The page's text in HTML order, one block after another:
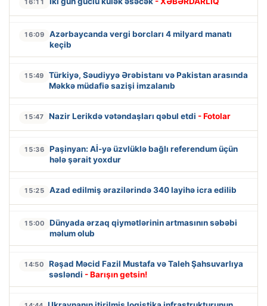
16:11
16:09
Azərbaycanda vergi borcları 4 milyard manatı
keçib
15:49
Türkiyə, Səudiyyə Ərəbistanı və Pakistan arasında
Məkkə müdafiə sazişi imzalanıb
15:47 Nazir Lerikdə vətəndaşları qəbul etdi - Fotolar
15:36
Paşinyan: Aİ-yə üzvlüklə bağlı referendum üçün
hələ şərait yoxdur
15:25 Azad edilmiş ərazilərində 340 layihə icra edilib
15:00
Dünyada ərzaq qiymətlərinin artmasının səbəbi
məlum olub
14:50
Rəşad Məcid Fazil Mustafa və Taleh Şahsuvarlıya
səsləndi - Barışın getsin!